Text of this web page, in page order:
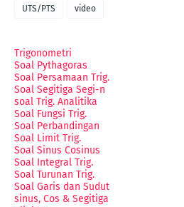
UTS/PTS video
Trigonometri
Soal Pythagoras
Soal Persamaan Trig.
Soal Segitiga Segi-n
soal Trig. Analitika
Soal Fungsi Trig.
Soal Perbandingan
Soal Limit Trig.
Soal Sinus Cosinus
Soal Integral Trig.
Soal Turunan Trig.
Soal Garis dan Sudut
sinus, Cos & Segitiga